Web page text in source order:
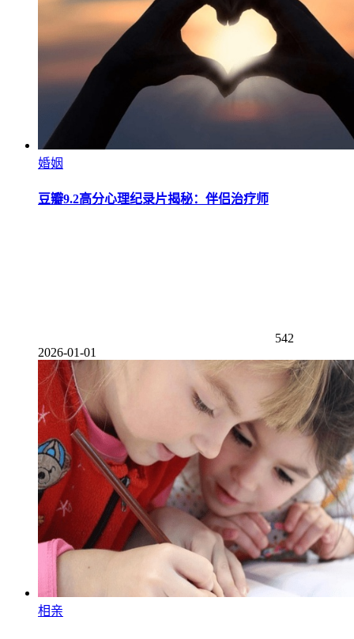
婚姻
豆瓣9.2高分心理纪录片揭秘：伴侣治疗师
542
2026-01-01
相亲